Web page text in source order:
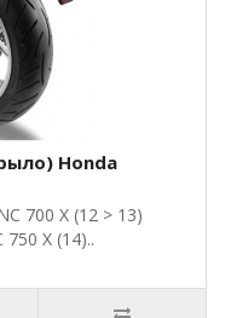
Honda
700 X (12 > 13)
X (14) ​..